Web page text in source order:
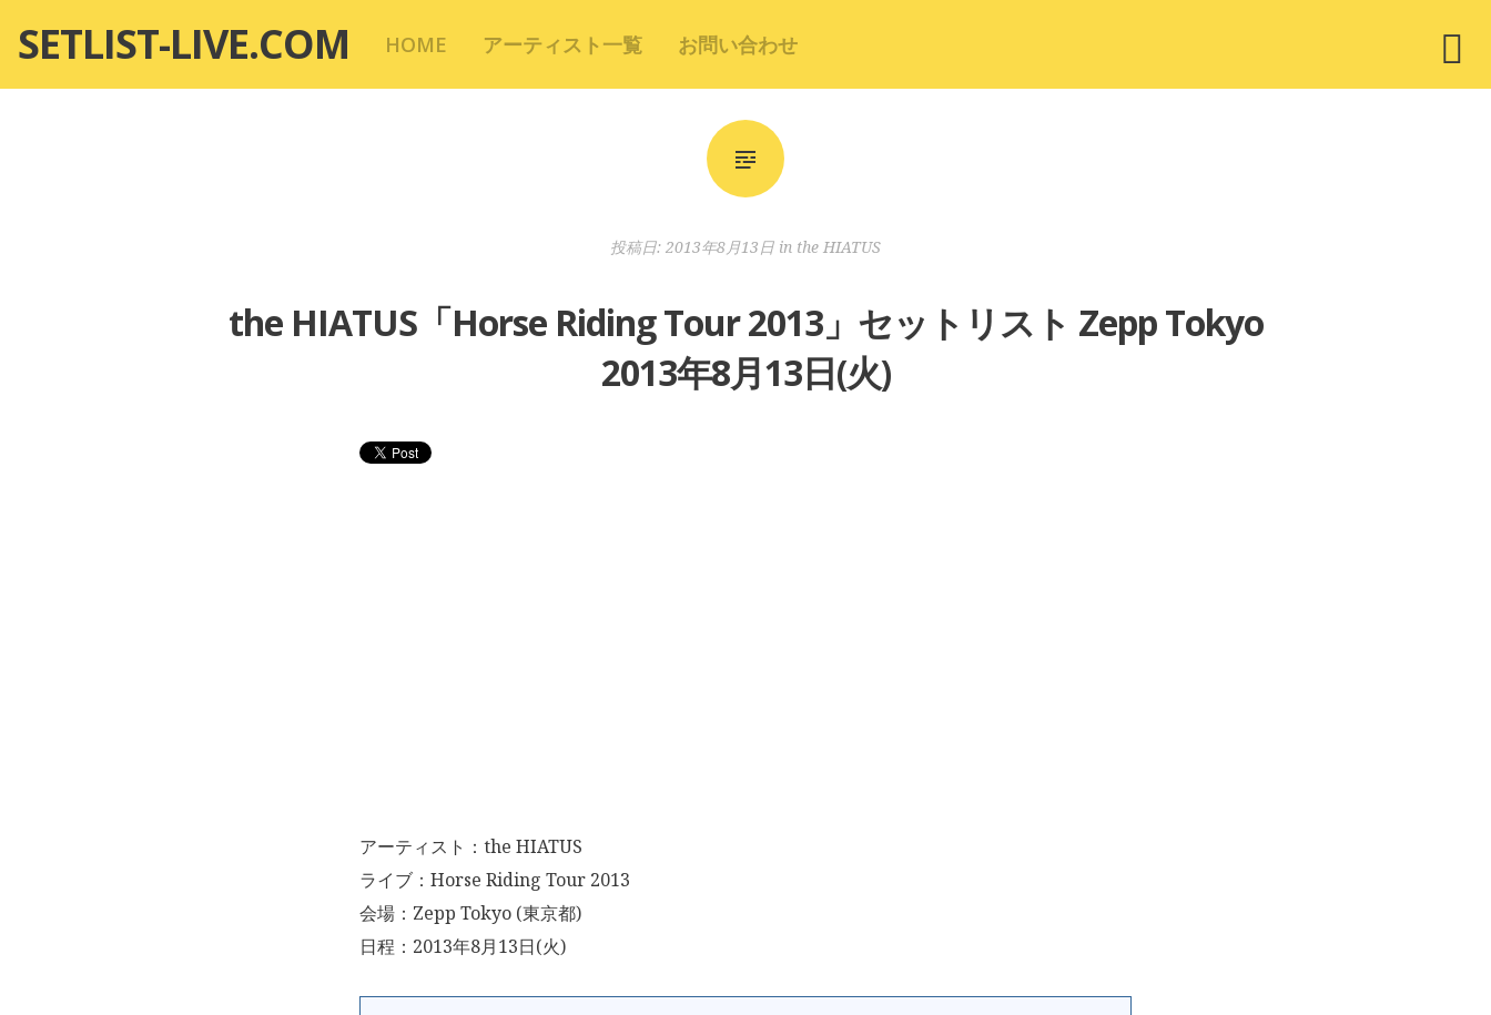
テ
SETLIST-LIVE.COM HOME アーティスト一覧 お問い合わせ
投稿日: 2013年8月13日 in the HIATUS
the HIATUS「Horse Riding Tour 2013」セットリスト Zepp Tokyo
2013年8月13日(火)
アーティスト：the HIATUS
ライブ：Horse Riding Tour 2013
会場：Zepp Tokyo (東京都)
日程：2013年8月13日(火)